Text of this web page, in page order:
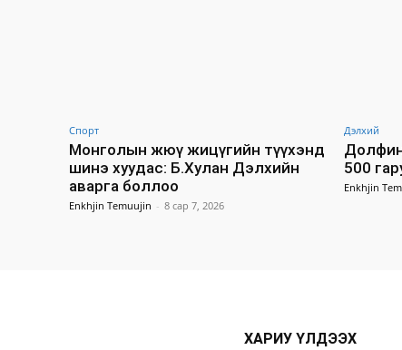
Спорт
Монголын жюү жицүгийн түүхэнд
шинэ хуудас: Б.Хулан Дэлхийн
аварга боллоо
Enkhjin Temuujin - 8 сар 7, 2026
Дэлхий
500
Enkhjin
ХАРИУ ҮЛДЭЭХ